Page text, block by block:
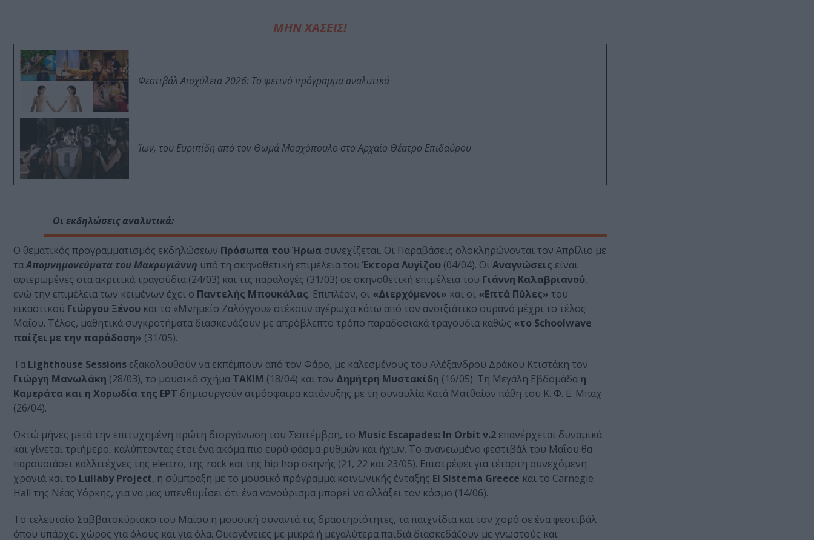
ΜΗΝ ΧΑΣΕΙΣ!
Φεστιβάλ Αισχύλεια 2026: Το φετινό πρόγραμμα αναλυτικά
Ίων, του Ευριπίδη από τον Θωμά Μοσχόπουλο στο Αρχαίο Θέατρο Επιδαύρου
Οι εκδηλώσεις αναλυτικά:
Ο θεματικός προγραμματισμός εκδηλώσεων Πρόσωπα του Ήρωα συνεχίζεται. Οι Παραβάσεις ολοκληρώνονται τον Απρίλιο με
ταΑπομνημονεύματα του Μακρυγιάννη υπό τη σκηνοθετική επιμέλεια του Έκτορα Λυγίζου (04/04). ΟιΑναγνώσεις είναι
αφιερωμένες στα ακριτικά τραγούδια (24/03) και τις παραλογές (31/03) σε σκηνοθετική επιμέλεια του Γιάννη Καλαβριανού,
ενώ την επιμέλεια των κειμένων έχει ο Παντελής Μπουκάλας. Επιπλέον, οι «Διερχόμενοι» και οι «Επτά Πύλες» του
εικαστικού Γιώργου Ξένου και το «Μνημείο Ζαλόγγου» στέκουν αγέρωχα κάτω από τον ανοιξιάτικο ουρανό μέχρι το τέλος
Μαΐου. Τέλος, μαθητικά συγκροτήματα διασκευάζουν με απρόβλεπτο τρόπο παραδοσιακά τραγούδια καθώς «το Schoolwave
παίζει με την παράδοση» (31/05).
Τα Lighthouse Sessions εξακολουθούν να εκπέμπουν από τον Φάρο, με καλεσμένους του Αλέξανδρου Δράκου Κτιστάκη τον
Γιώργη Μανωλάκη (28/03), το μουσικό σχήμα TAKIM (18/04) και τον Δημήτρη Μυστακίδη (16/05). Τη Μεγάλη Εβδομάδα η
Καμεράτα και η Χορωδία της ΕΡΤ δημιουργούν ατμόσφαιρα κατάνυξης με τη συναυλία Κατά Ματθαίον πάθη του Κ. Φ. Ε. Μπαχ
(26/04).
Οκτώ μήνες μετά την επιτυχημένη πρώτη διοργάνωση του Σεπτέμβρη, το Music Escapades: In Orbit v.2 επανέρχεται δυναμικά
και γίνεται τριήμερο, καλύπτοντας έτσι ένα ακόμα πιο ευρύ φάσμα ρυθμών και ήχων. Το ανανεωμένο φεστιβάλ του Μαΐου θα
παρουσιάσει καλλιτέχνες της electro, της rock και της hip hop σκηνής (21, 22 και 23/05). Επιστρέφει για τέταρτη συνεχόμενη
χρονιά και το Lullaby Project, η σύμπραξη με το μουσικό πρόγραμμα κοινωνικής ένταξης El Sistema Greece και το Carnegie
Hall της Νέας Υόρκης, για να μας υπενθυμίσει ότι ένα νανούρισμα μπορεί να αλλάξει τον κόσμο (14/06).
Το τελευταίο Σαββατοκύριακο του Μαΐου η μουσική συναντά τις δραστηριότητες, τα παιχνίδια και τον χορό σε ένα φεστιβάλ
όπου υπάρχει χώρος για όλους και για όλα. Οικογένειες με μικρά ή μεγαλύτερα παιδιά διασκεδάζουν με γνωστούς και